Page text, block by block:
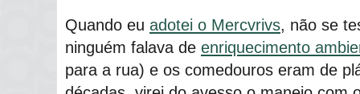
Quando eu adotei o Mercvrivs, não se
ninguém falava de enriquecimento
para a rua) e os comedouros eram de